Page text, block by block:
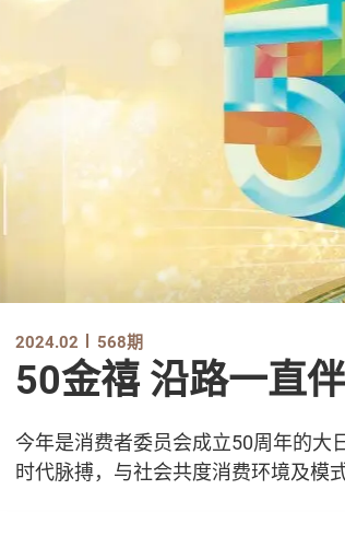
2024.02 568期
50金禧 沿路一直
今年是消费者委员会成立50周年的大
时代脉搏，与社会共度消费环境及模